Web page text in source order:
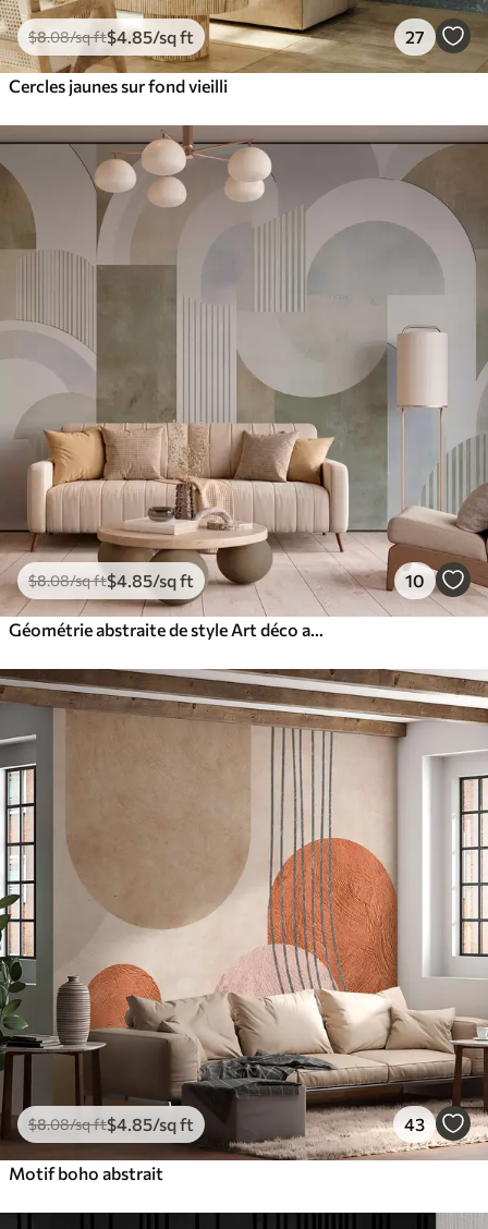
$8.08/sq ft$4.85/sq ft 27
Cercles jaunes sur fond vieilli
$8.08/sq ft$4 .85/sq ft 10
$8.08/sq ft$4 .85/sq ft 43
Motif boho abstrait